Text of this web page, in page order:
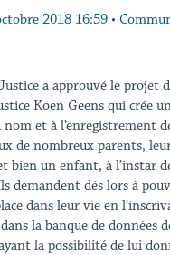
2018 16:59 •
a approuvé le projet
Koen Geens qui crée
et à l’enregistrement
de nombreux parents,
bien un enfant, à l’instar
demandent dès lors à
dans leur vie en
la banque de données
la possibilité de lui